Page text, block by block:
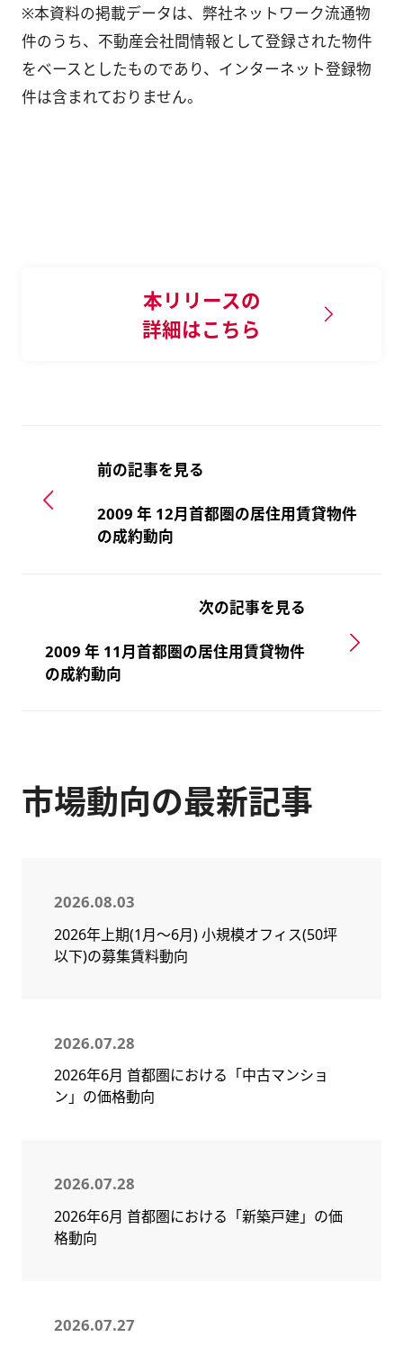
※本資料の掲載データは、弊社ネットワーク流通物
件のうち、不動産会社間情報として登録された物件
をベースとしたものであり、インターネット登録物
件は含まれておりません。
本リリースの
詳細はこちら
前の記事を見る
2009 年 12月首都圏の居住用賃貸物件
の成約動向
次の記事を見る
2009 年 11月首都圏の居住用賃貸物件
の成約動向
市場動向の最新記事
2026.08.03
2026年上期(1月～6月) 小規模オフィス(50坪
以下)の募集賃料動向
2026.07.28
2026年6月 首都圏における「中古マンショ
ン」の価格動向
2026.07.28
2026年6月 首都圏における「新築戸建」の価
格動向
2026.07.27